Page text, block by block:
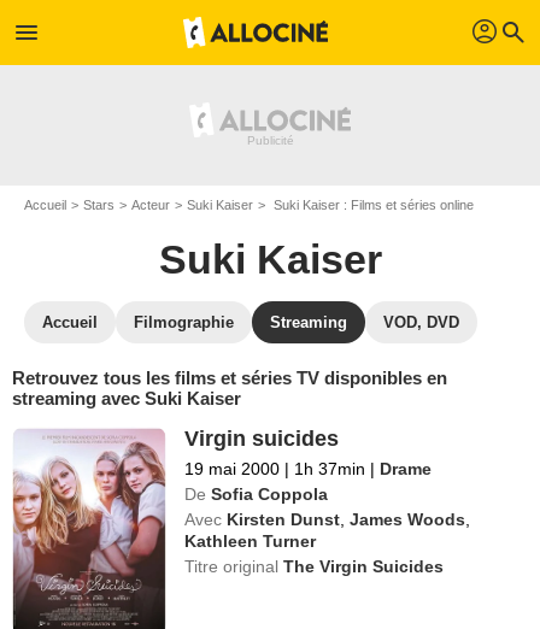
menu profil search
Accueil Stars Acteur Suki Kaiser Suki Kaiser : Films et séries online
Suki Kaiser
Accueil Filmographie Streaming VOD, DVD
Retrouvez tous les films et séries TV disponibles en
streaming avec Suki Kaiser
Virgin suicides
19 mai 2000 | 1h 37min | Drame
De Sofia Coppola
Avec Kirsten Dunst ,James Woods
Kathleen Turner
Titre originalThe Virgin Suicides